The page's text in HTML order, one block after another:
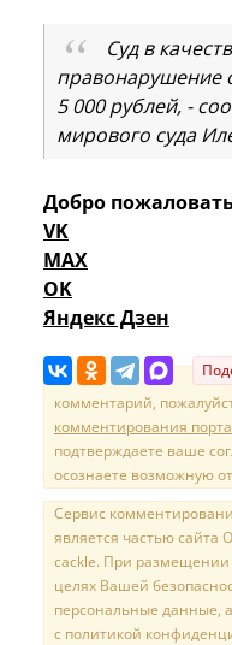
Суд в
правонарушение
5 000 рублей, -
мирового суда
Добро
VK
MAX
OK
Яндекс Дзен
комментарий,
комментирования
подтверждаете ваше
осознаете возможную
Сервис
является частью сайта
cackle. При размещении
целях Вашей
персональные данные,
с политикой